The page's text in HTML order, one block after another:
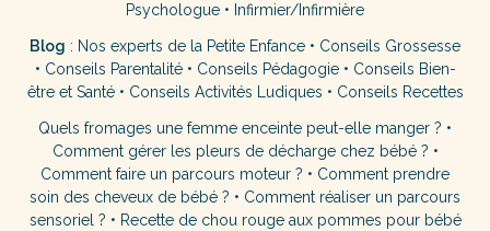
Psychologue • Infirmier/Infirmière
Blog : Nos experts de la Petite Enfance • Conseils Grossesse
• Conseils Parentalité• Conseils Pédagogie• Conseils Bien-
être et Santé• Conseils Activités Ludiques • Conseils Recettes
Quels fromages une femme enceinte peut-elle manger ? •
Comment gérer les pleurs de décharge chez bébé ? •
Comment faire un parcours moteur ? • Comment prendre
soin des cheveux de bébé ? • Comment réaliser un parcours
sensoriel ? • Recette de chou rouge aux pommes pour bébé